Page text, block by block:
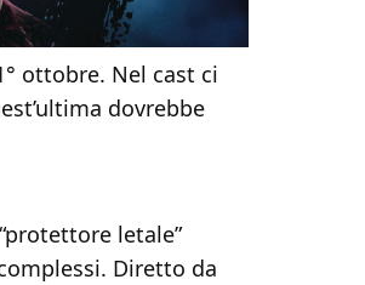
ottobre. Nel cast ci
dovrebbe
letale”
Diretto da